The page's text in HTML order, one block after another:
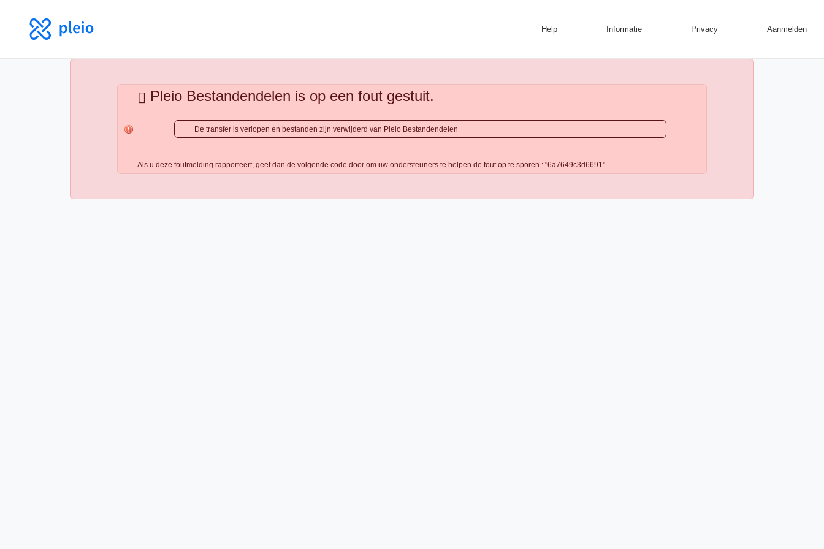
Help Informatie Privacy Aanmelden
Pleio Bestandendelen is op een fout gestuit.
De transfer is verlopen en bestanden zijn verwijderd van Pleio Bestandendelen
Als u deze foutmelding rapporteert, geef dan de volgende code door om uw ondersteuners te helpen de fout op te sporen : "6a7649c3d6691"